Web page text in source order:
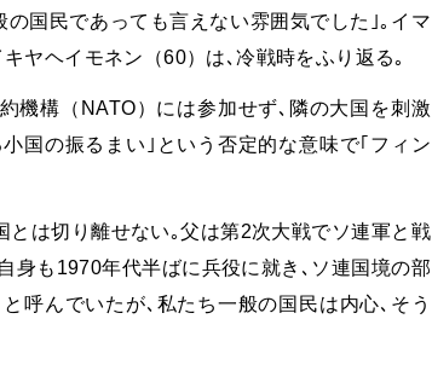
国民であっても言えない雰囲気でした｣｡イマ
キヤヘイモネン（60）は､冷戦時をふり返る｡
機構（ NATO）には参加せず､隣の大国を刺激
国の振るまい｣という否定的な意味で｢フィン
とは切り離せない｡父は第2次大戦でソ連軍と戦
身も 1970年代半ばに兵役に就き､ソ連国境の部
呼んでいたが､私たち一般の国民は内心､そう